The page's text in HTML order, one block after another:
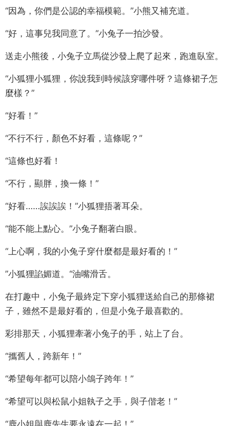
“因為，你們是公認的幸福模範。”小熊又補充道。
“好，這事兒我同意了。”小兔子一拍沙發。
送走小熊後，小兔子立馬從沙發上爬了起來，跑進臥室。
“小狐狸小狐狸，你說我到時候該穿哪件呀？這條裙子怎
麼樣？”
“好看！”
“不行不行，顏色不好看，這條呢？”
“這條也好看！
“不行，顯胖，換一條！”
“好看……誒誒誒！”小狐狸捂著耳朵。
“能不能上點心。”小兔子翻著白眼。
“上心啊，我的小兔子穿什麼都是最好看的！”
”小狐狸諂媚道。“油嘴滑舌。
在打趣中，小兔子最終定下穿小狐狸送給自己的那條裙
子，雖然不是最好看的，但是小兔子最喜歡的。
彩排那天，小狐狸牽著小兔子的手，站上了台。
“攜舊人，跨新年！”
“希望每年都可以陪小鴿子跨年！”
“希望可以與松鼠小姐執子之手，與子偕老！”